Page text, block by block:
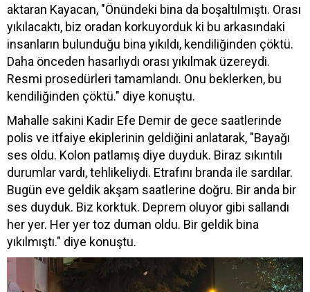
aktaran Kayacan, "Önündeki bina da boşaltılmıştı. Orası
yıkılacaktı, biz oradan korkuyorduk ki bu arkasındaki
insanların bulunduğu bina yıkıldı, kendiliğinden çöktü.
Daha önceden hasarlıydı orası yıkılmak üzereydi.
Resmi prosedürleri tamamlandı. Onu beklerken, bu
kendiliğinden çöktü." diye konuştu.
Mahalle sakini Kadir Efe Demir de gece saatlerinde
polis ve itfaiye ekiplerinin geldiğini anlatarak, "Bayağı
ses oldu. Kolon patlamış diye duyduk. Biraz sıkıntılı
durumlar vardı, tehlikeliydi. Etrafını branda ile sardılar.
Bugün eve geldik akşam saatlerine doğru. Bir anda bir
ses duyduk. Biz korktuk. Deprem oluyor gibi sallandı
her yer. Her yer toz duman oldu. Bir geldik bina
yıkılmıştı." diye konuştu.